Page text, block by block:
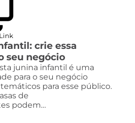
crie essa
seu negócio
junina infantil é uma
para o seu negócio
para esse público.
de
podem…